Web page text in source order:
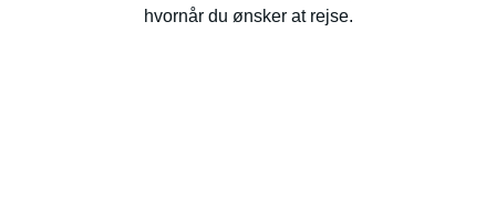
hvornår du ønsker at rejse.